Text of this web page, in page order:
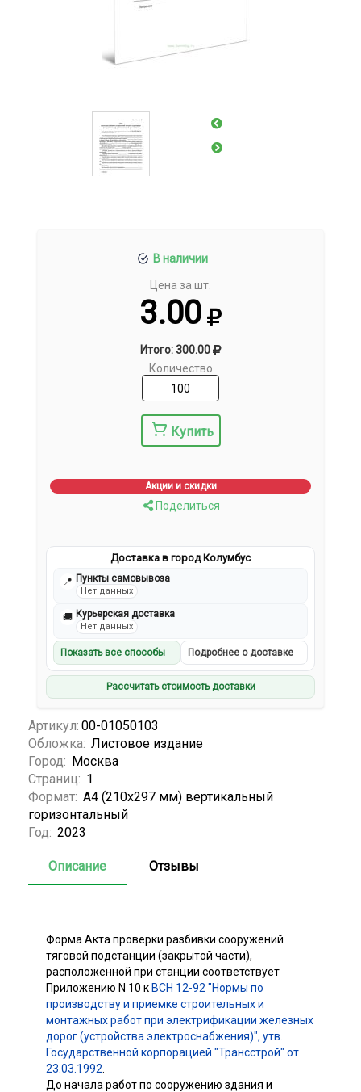
В наличии
Цена за шт.
3.00
Итого: 300.00
Количество
Купить
Акции и скидки
Поделиться
Доставка в город Колумбус
📍 Пункты самовывоза
Нет данных
🚚 Курьерская доставка
Нет данных
Показать все способы Подробнее о доставке
Рассчитать стоимость доставки
Артикул: 00-01050103
Обложка: Листовое издание
Город: Москва
Страниц: 1
Формат: А4 (210x297 мм) вертикальный
горизонтальный
Год: 2023
Описание Отзывы
Форма Акта проверки разбивки сооружений
тяговой подстанции (закрытой части),
расположенной при станции соответствует
Приложению N 10 к ВСН 12-92 "Нормы по
производству и приемке строительных и
монтажных работ при электрификации железных
дорог (устройства электроснабжения)", утв.
Государственной корпорацией "Трансстрой" от
23.03.1992
До начала работ по сооружению здания и